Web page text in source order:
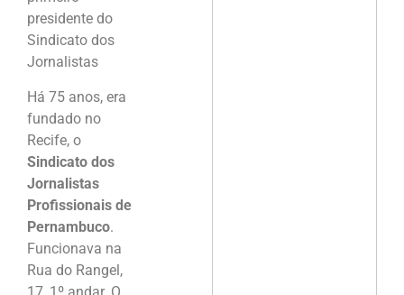
presidente do
Sindicato dos
Jornalistas
Há 75 anos, era
fundado no
Recife, o
Sindicato dos
Jornalistas
Profissionais de
Pernambuco.
Funcionava na
Rua do Rangel,
17, 1º andar. O